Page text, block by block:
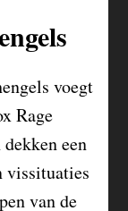
voegt
Rage
een
vissituaties
van de